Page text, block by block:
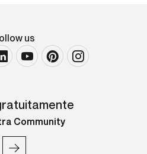
us
Community